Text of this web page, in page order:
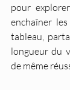
pour
enchaîner
tableau,
longueur du
de même